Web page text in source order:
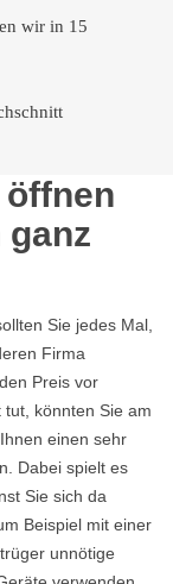
wir in 15
ganz
Sie jedes Mal,
Firma
Preis vor
könnten Sie am
einen sehr
Dabei spielt es
Sie sich da
Beispiel mit einer
unnötige